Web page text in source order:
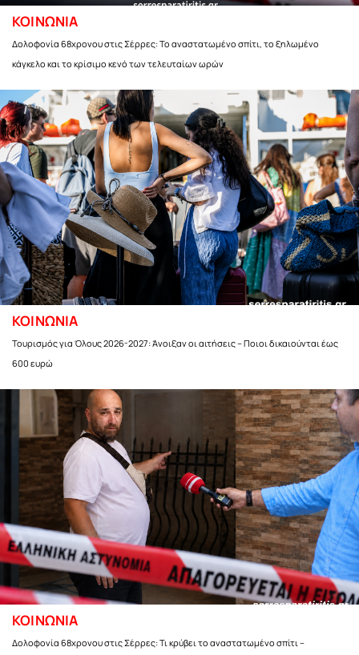
ΚΟΙΝΩΝΙΑ
Δολοφονία 68χρονου στις Σέρρες: Το αναστατωμένο σπίτι, το ξηλωμένο
κάγκελο και το κρίσιμο κενό των τελευταίων ωρών
ΚΟΙΝΩΝΙΑ
Τουρισμός για Όλους 2026-2027: Άνοιξαν οι αιτήσεις – Ποιοι δικαιούνται έως
600 ευρώ
ΚΟΙΝΩΝΙΑ
Δολοφονία 68χρονου στις Σέρρες: Τι κρύβει το αναστατωμένο σπίτι –